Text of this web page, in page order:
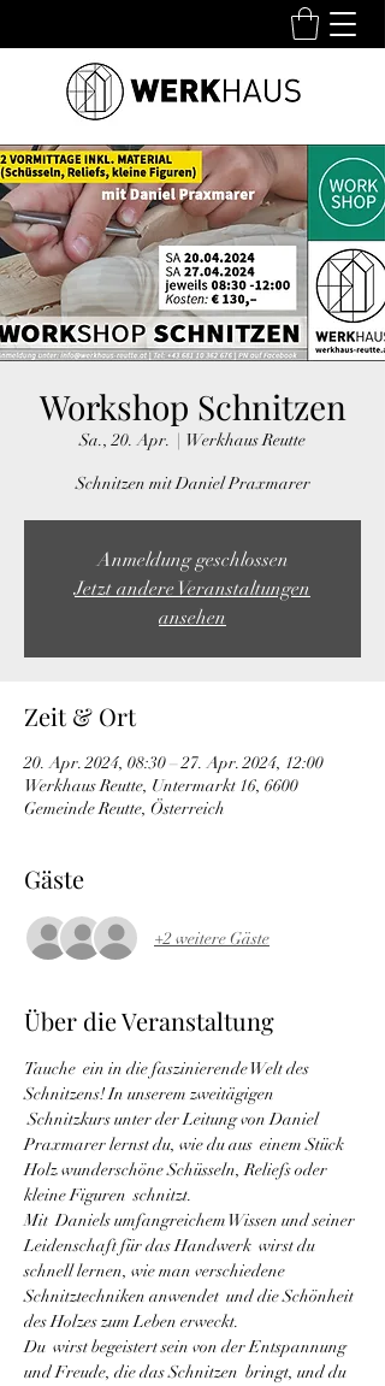
Workshop Schnitzen
Sa., 20. Apr.
  |
Werkhaus Reutte
Schnitzen mit Daniel Praxmarer
Anmeldung geschlossen
Jetzt andere Veranstaltungen
ansehen
Zeit & Ort
20. Apr. 2024, 08:30 – 27. Apr. 2024, 12:00
Werkhaus Reutte, Untermarkt 16, 6600
Gemeinde Reutte, Österreich
Gäste
+2 weitere Gäste
Über die Veranstaltung
Tauche  ein in die faszinierende Welt des
Schnitzens! In unserem zweitägigen
Schnitzkurs unter der Leitung von Daniel
Praxmarer lernst du, wie du aus  einem Stück
Holz wunderschöne Schüsseln, Reliefs oder
kleine Figuren  schnitzt.
Mit  Daniels umfangreichem Wissen und seiner
Leidenschaft für das Handwerk  wirst du
schnell lernen, wie man verschiedene
Schnitztechniken anwendet  und die Schönheit
des Holzes zum Leben erweckt.
Du  wirst begeistert sein von der Entspannung
und Freude, die das Schnitzen  bringt, und du